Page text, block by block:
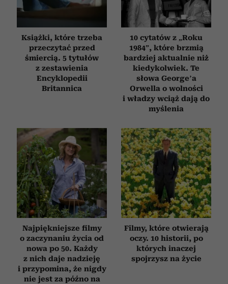
Książki, które trzeba
przeczytać przed
śmiercią. 5 tytułów
z zestawienia
Encyklopedii
Britannica
10 cytatów z „Roku
1984”, które brzmią
bardziej aktualnie niż
kiedykolwiek. Te
słowa George’a
Orwella o wolności
i władzy wciąż dają do
myślenia
Najpiękniejsze filmy
o zaczynaniu życia od
nowa po 50. Każdy
z nich daje nadzieję
i przypomina, że nigdy
nie jest za późno na
Filmy, które otwierają
oczy. 10 historii, po
których inaczej
spojrzysz na życie